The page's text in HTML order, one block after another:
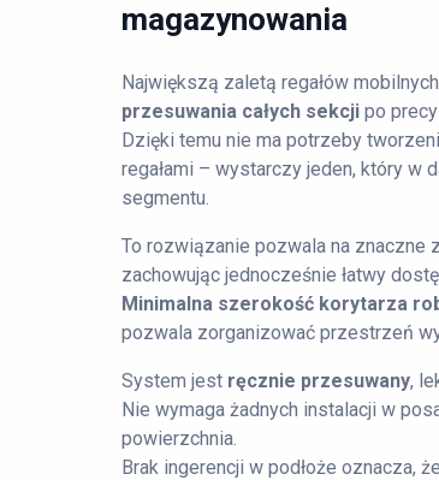
magazynowania
Największą zaletą regałów
przesuwania całych sekcji po
Dzięki temu nie ma potrzeby
regałami – wystarczy jeden, który w
segmentu.
To rozwiązanie pozwala na znaczne
zachowując jednocześnie łatwy
Minimalna szerokość korytarza
pozwala zorganizować przestrzeń
System jest ręcznie przesuwany,
Nie wymaga żadnych instalacji w
powierzchnia.
Brak ingerencji w podłoże oznacza,